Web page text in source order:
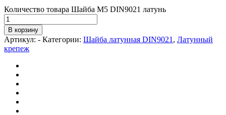
Количество товара Шайба М5 DIN9021 латунь
В корзину
Артикул: - Категории: Шайба латунная DIN9021 , Латунный
крепеж